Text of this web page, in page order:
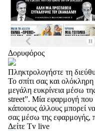
Δορυφόρος
Πληκτρολογήστε τη
Το σπίτι σας και ολόκληρη
μεγάλη ευκρίνεια μέσω
street”. Μία εφαρμογή που
κάποιους άλλους μπορεί
σας μέσω της εφαρμογής,
Δείτε Tv live